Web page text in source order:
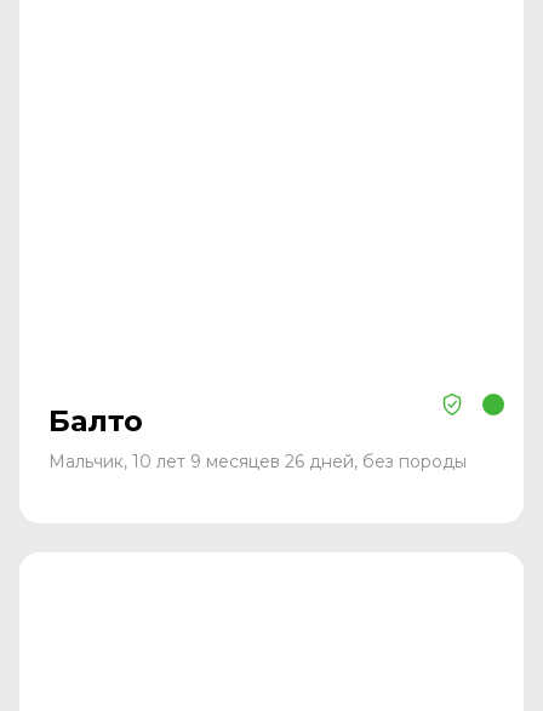
Балто
Мальчик, 10 лет 9 месяцев 26 дней, без породы